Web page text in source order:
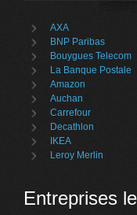
AXA
BNP Paribas
Bouygues Telecom
La Banque Postale
Amazon
Auchan
Carrefour
Decathlon
IKEA
Leroy Merlin
Entreprises